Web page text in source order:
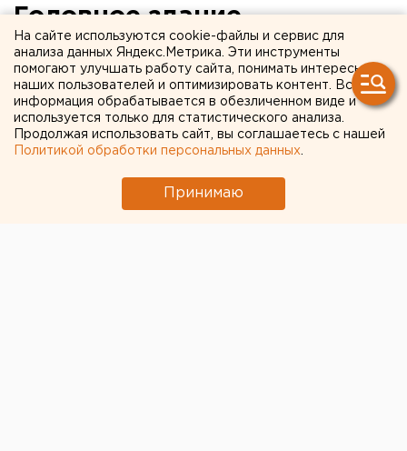
Головное здание
«Роспечати» в центре
Челябинска купил
застройщик из
Магнитогорска
На сайте используются cookie-файлы и сервис для
анализа данных Яндекс.Метрика. Эти инструменты
помогают улучшать работу сайта, понимать интересы
наших пользователей и оптимизировать контент. Вся
информация обрабатывается в обезличенном виде и
используется только для статистического анализа.
Продолжая использовать сайт, вы соглашаетесь с нашей
Политикой обработки персональных данных
Принимаю